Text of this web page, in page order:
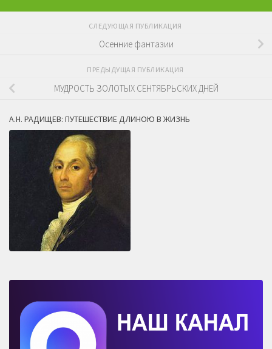
СЛЕДУЮЩАЯ ПУБЛИКАЦИЯ
Осенние фантазии
ПРЕДЫДУЩАЯ ПУБЛИКАЦИЯ
МУДРОСТЬ ЗОЛОТЫХ СЕНТЯБРЬСКИХ ДНЕЙ
А.Н. РАДИЩЕВ: ПУТЕШЕСТВИЕ ДЛИНОЮ В ЖИЗНЬ